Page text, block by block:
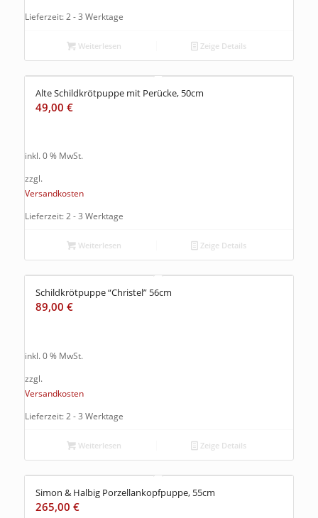
Lieferzeit: 2 - 3 Werktage
Weiterlesen Zeige Details
Alte Schildkrötpuppe mit Perücke, 50cm
49,00 €
inkl. 0 % MwSt.
zzgl.
Versandkosten
Lieferzeit: 2 - 3 Werktage
Weiterlesen Zeige Details
Schildkrötpuppe “Christel” 56cm
89,00 €
inkl. 0 % MwSt.
zzgl.
Versandkosten
Lieferzeit: 2 - 3 Werktage
Weiterlesen Zeige Details
Simon & Halbig Porzellankopfpuppe, 55cm
265,00 €